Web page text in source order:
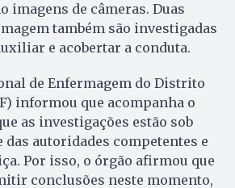
imagens de câmeras. Duas
também são investigadas
e acobertar a conduta.
de Enfermagem do Distrito
informou que acompanha o
as investigações estão sob
autoridades competentes e
Por isso, o órgão afirmou que
conclusões neste momento,